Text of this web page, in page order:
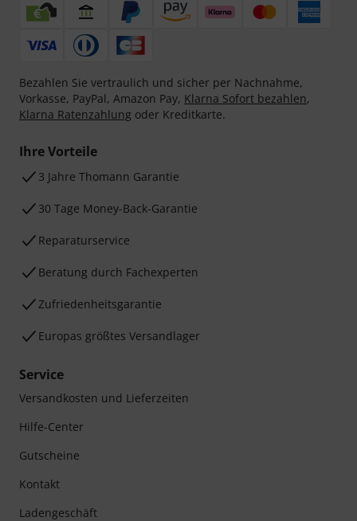
Bezahlen Sie vertraulich und sicher per Nachnahme,
Vorkasse, PayPal, Amazon Pay, Klarna Sofort bezahlen,
Klarna Ratenzahlung oder Kreditkarte.
Ihre Vorteile
3 Jahre Thomann Garantie
30 Tage Money-Back-Garantie
Reparaturservice
Beratung durch Fachexperten
Zufriedenheitsgarantie
Europas größtes Versandlager
Service
Versandkosten und Lieferzeiten
Hilfe-Center
Gutscheine
Kontakt
Ladengeschäft